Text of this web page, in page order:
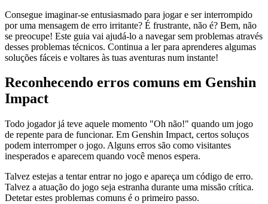
Consegue imaginar-se entusiasmado para jogar e ser interrompido
por uma mensagem de erro irritante? É frustrante, não é? Bem, não
se preocupe! Este guia vai ajudá-lo a navegar sem problemas através
desses problemas técnicos. Continua a ler para aprenderes algumas
soluções fáceis e voltares às tuas aventuras num instante!
Reconhecendo erros comuns em Genshin
Impact
Todo jogador já teve aquele momento "Oh não!" quando um jogo
de repente para de funcionar. Em Genshin Impact, certos soluços
podem interromper o jogo. Alguns erros são como visitantes
inesperados e aparecem quando você menos espera.
Talvez estejas a tentar entrar no jogo e apareça um código de erro.
Talvez a atuação do jogo seja estranha durante uma missão crítica.
Detetar estes problemas comuns é o primeiro passo.